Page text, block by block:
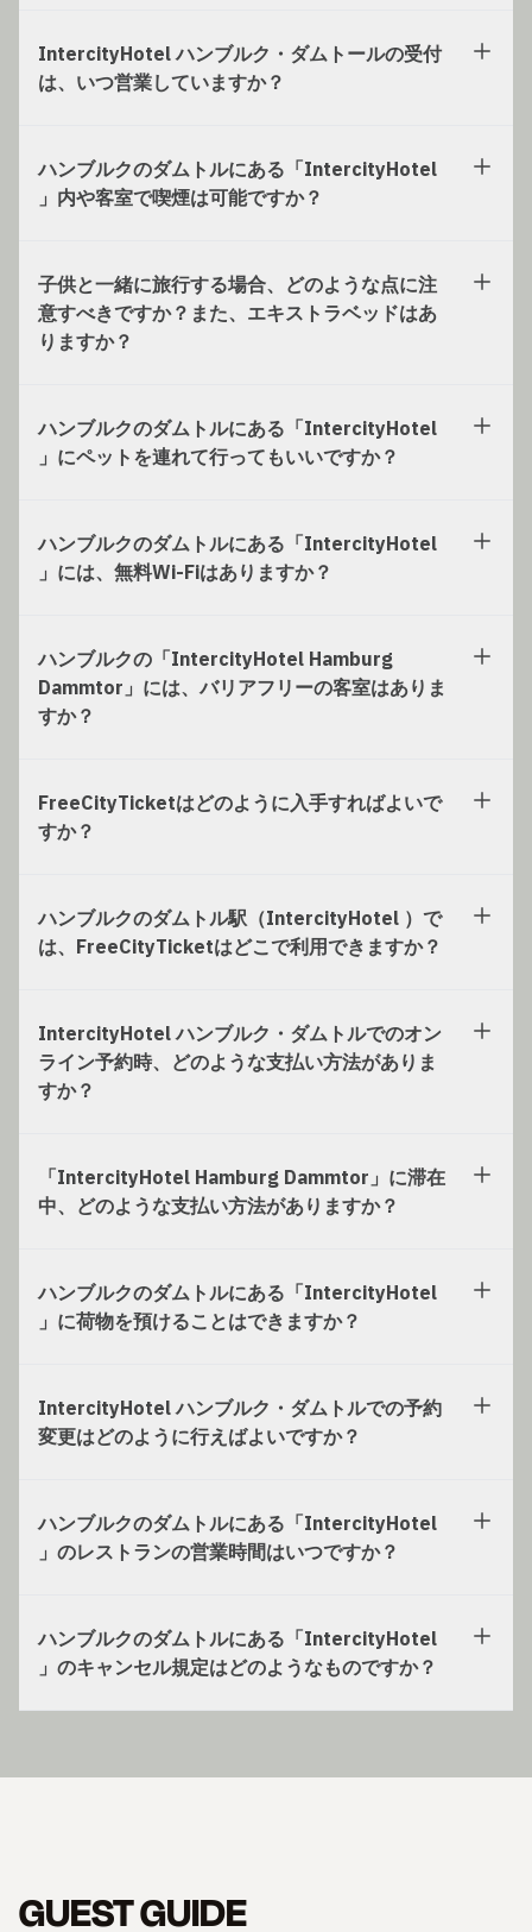
IntercityHotel ハンブルク・ダムトールの受付
は、いつ営業していますか？
ハンブルクのダムトルにある「IntercityHotel
」内や客室で喫煙は可能ですか？
子供と一緒に旅行する場合、どのような点に注
意すべきですか？また、エキストラベッドはあ
りますか？
ハンブルクのダムトルにある「IntercityHotel
」にペットを連れて行ってもいいですか？
ハンブルクのダムトルにある「IntercityHotel
」には、無料Wi-Fiはありますか？
ハンブルクの「IntercityHotel Hamburg
Dammtor」には、バリアフリーの客室はありま
すか？
FreeCityTicketはどのように入手すればよいで
すか？
ハンブルクのダムトル駅（IntercityHotel ）で
は、FreeCityTicketはどこで利用できますか？
IntercityHotel ハンブルク・ダムトルでのオン
ライン予約時、どのような支払い方法がありま
すか？
「IntercityHotel Hamburg Dammtor」に滞在
中、どのような支払い方法がありますか？
ハンブルクのダムトルにある「IntercityHotel
」に荷物を預けることはできますか？
IntercityHotel ハンブルク・ダムトルでの予約
変更はどのように行えばよいですか？
ハンブルクのダムトルにある「IntercityHotel
」のレストランの営業時間はいつですか？
ハンブルクのダムトルにある「IntercityHotel
」のキャンセル規定はどのようなものですか？
GUEST GUIDE